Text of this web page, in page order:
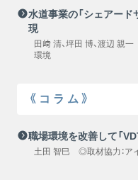
水道事業の「シェアー
現
田﨑 清、坪田 博、渡辺 親
環境
《コラム》
職場環境を改善して「
土田 智巳 ◎取材協力：アイ